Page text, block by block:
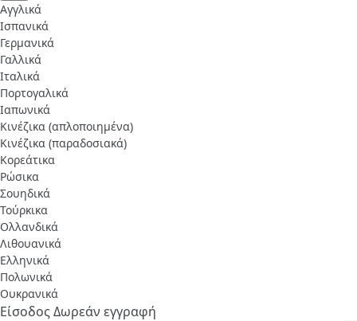
Αγγλικά
Ισπανικά
Γερμανικά
Γαλλικά
Ιταλικά
Πορτογαλικά
Ιαπωνικά
Κινέζικα (απλοποιημένα)
Κινέζικα (παραδοσιακά)
Κορεάτικα
Ρώσικα
Σουηδικά
Τούρκικα
Ολλανδικά
Λιθουανικά
Ελληνικά
Πολωνικά
Ουκρανικά
ΕίσοδοςΔωρεάν εγγραφή